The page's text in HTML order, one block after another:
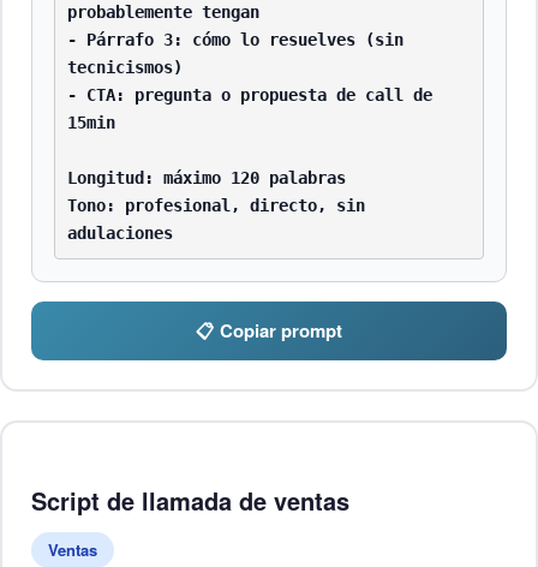
probablemente tengan
- Párrafo 3: cómo lo resuelves (sin
tecnicismos)
- CTA: pregunta o propuesta de call de
15min
Longitud: máximo 120 palabras
Tono: profesional, directo, sin
adulaciones
📋 Copiar prompt
Script de llamada de ventas
Ventas